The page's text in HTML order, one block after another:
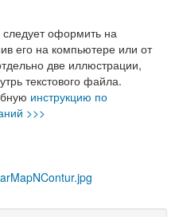
оформить на
его на компьютере или от
две иллюстрации,
текстового файла.
инструкцию по
>>>